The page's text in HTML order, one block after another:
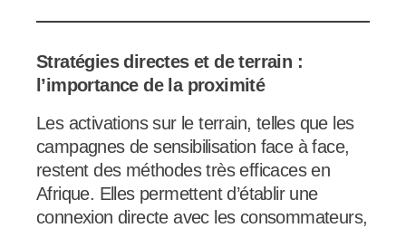
Stratégies directes et de terrain :
l’importance de la proximité
Les activations sur le terrain, telles que les
campagnes de sensibilisation face à face,
restent des méthodes très efficaces en
Afrique. Elles permettent d’établir une
connexion directe avec les consommateurs,